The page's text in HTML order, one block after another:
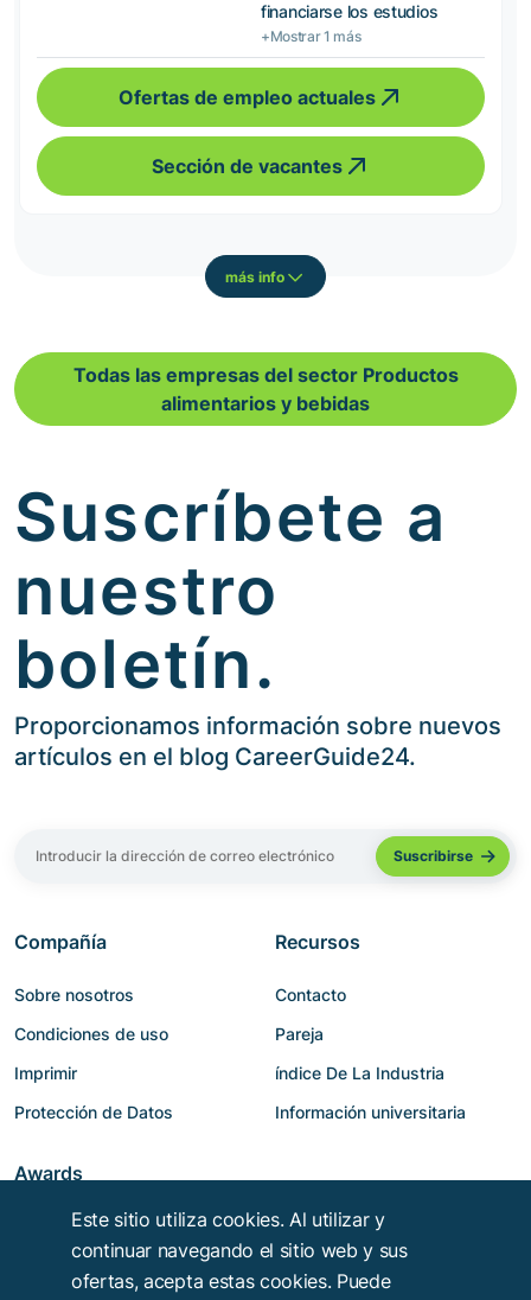
financiarse los estudios
+Mostrar 1 más
Ofertas de empleo actuales
Sección de vacantes
más info
Todas las empresas del sector Productos
alimentarios y bebidas
Suscríbete a
nuestro
boletín.
Proporcionamos información sobre nuevos
artículos en el blog CareerGuide24.
Compañía
Sobre nosotros
Condiciones de uso
Imprimir
Protección de Datos
Recursos
Contacto
Pareja
índice De La Industria
Información universitaria
Awards
Este sitio utiliza cookies. Al utilizar y
continuar navegando el sitio web y sus
ofertas, acepta estas cookies. Puede